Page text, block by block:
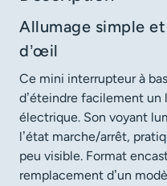
Allumage simple
d’œil
Ce mini interrupteur à
d’éteindre facilement un
électrique. Son voyant
l’état marche/arrêt,
peu visible. Format
remplacement d’un